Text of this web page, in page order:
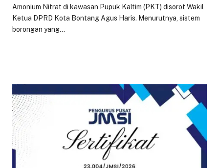
Amonium Nitrat di kawasan Pupuk Kaltim (PKT) disorot Wakil
Ketua DPRD Kota Bontang Agus Haris. Menurutnya, sistem
borongan yang…